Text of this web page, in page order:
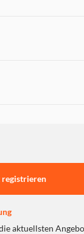
von 1920 x
registrieren
aktuellsten